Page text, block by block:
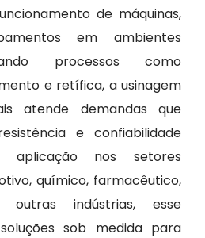
de máquinas,
em ambientes
processos como
e retífica, a usinagem
atende demandas que
e confiabilidade
aplicação nos setores
químico, farmacêutico,
outras indústrias, esse
sob medida para